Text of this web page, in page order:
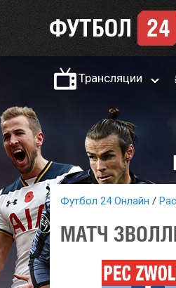
Трансляции
Футбол 24 Онлайн
МАТЧ